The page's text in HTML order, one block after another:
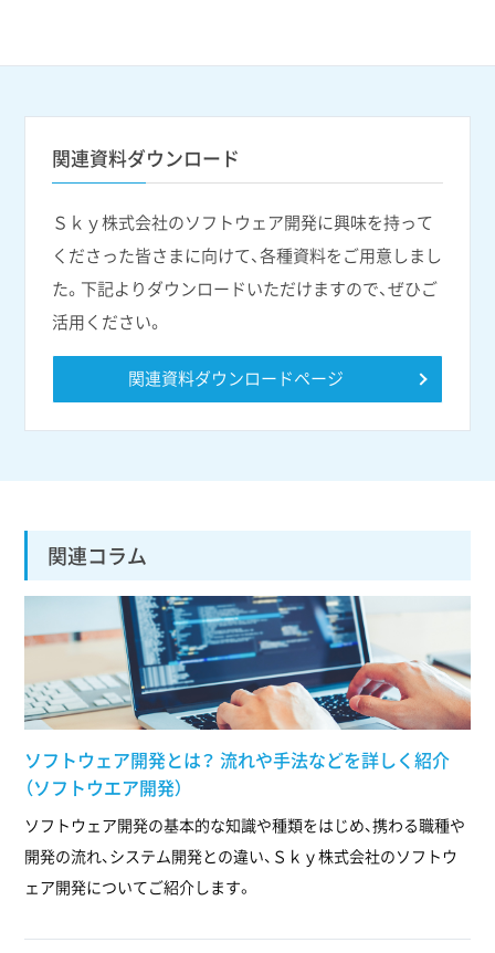
関連資料ダウンロード
Ｓｋｙ株式会社のソフトウェア開発に興味を持って
くださった皆さまに向けて、各種資料をご用意しまし
た。下記よりダウンロードいただけますので、ぜひご
活用ください。
関連資料ダウンロードページ
関連コラム
ソフトウェア開発とは？ 流れや手法などを詳しく紹介
（ソフトウエア開発）
ソフトウェア開発の基本的な知識や種類をはじめ、携わる職種や
開発の流れ、システム開発との違い、Ｓｋｙ株式会社のソフトウ
ェア開発についてご紹介します。